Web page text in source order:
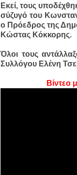
Εκεί, τους
σύζυγό του
ο Πρόεδρος της
Κώστας Κόκκορης.
Όλοι τους
Συλλόγου Ελένη
Βίντεο